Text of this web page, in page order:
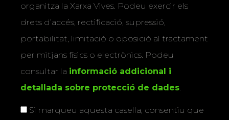
organitza la Xarxa Vives. Podeu exercir els
drets d’accés, rectificació, supressió,
portabilitat, limitació o oposició al tractament
per mitjans físics o electrònics. Podeu
consultar la informació addicional i
detallada sobre protecció de dades.
Si marqueu aquesta casella, consentiu que